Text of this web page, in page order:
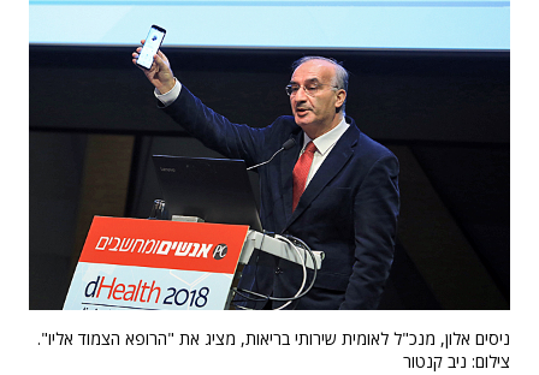
ניסים אלון, מנכ"ל לאומית שירותי בריאות, מציג את "הרופא הצמוד אליו".
צילום: ניב קנטור